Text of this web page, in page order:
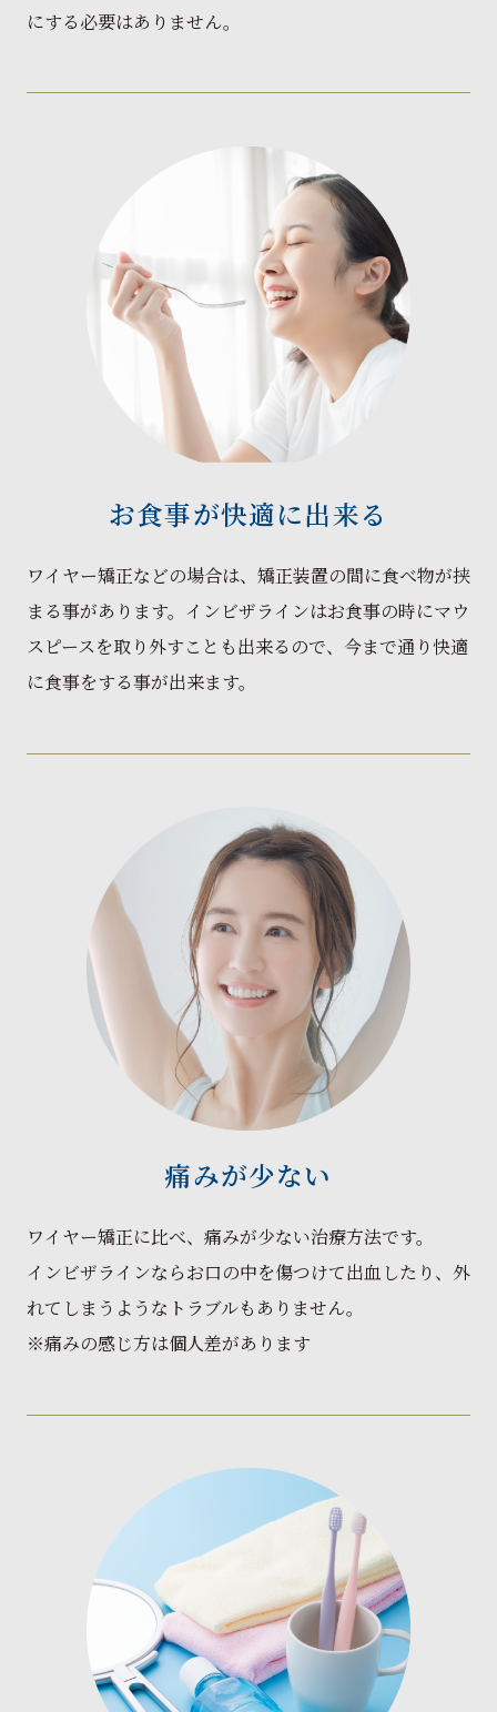
にする必要はありません。
お食事が快適に出来る
ワイヤー矯正などの場合は、矯正装置の間に食べ物が挟
まる事があります。インビザラインはお食事の時にマウ
スピースを取り外すことも出来るので、今まで通り快適
に食事をする事が出来ます。
痛みが少ない
ワイヤー矯正に比べ、痛みが少ない治療方法です。
インビザラインならお口の中を傷つけて出血したり、外
れてしまうようなトラブルもありません。
※痛みの感じ方は個人差があります